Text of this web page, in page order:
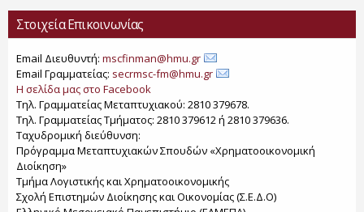
Στοιχεία Επικοινωνίας
Email Διευθυντή: mscfinman@hmu.gr
Email Γραμματείας: secrmsc-fm@hmu.gr
Η σελίδα μας στο Facebook
Τηλ. Γραμματείας Μεταπτυχιακού: 2810 379678.
Τηλ. Γραμματείας Τμήματος: 2810 379612 ή 2810 379636.
Ταχυδρομική διεύθυνση:
Πρόγραμμα Μεταπτυχιακών Σπουδών «Χρηματοοικονομική
Διοίκηση»
Τμήμα Λογιστικής και Χρηματοοικονομικής
Σχολή Επιστημών Διοίκησης και Οικονομίας (Σ.Ε.Δ.Ο)